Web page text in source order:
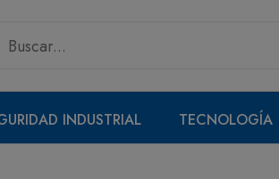
INDUSTRIAL TECNOLOGÍA